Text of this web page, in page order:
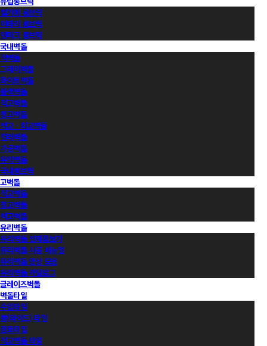
벨기에 롱브릭
이태리 롱브릭
덴마크 롱브릭
국내벽돌
적벽돌
그레이벽돌
화이트벽돌
블랙벽돌
적고벽돌
청고벽돌
백고ㆍ회고벽돌
컬러벽돌
가공벽돌
유약벽돌
국내롱브릭
고벽돌
적고벽돌
청고벽돌
백고벽돌
유리벽돌
유리벽돌 전제품보기
유리벽돌 시공 매뉴얼
유리벽돌 영상 모음
유리벽돌 카달로그
글레이즈벽돌
벽돌타일
수입타일
롱(와이드) 타일
점토타일
적고벽돌 타일